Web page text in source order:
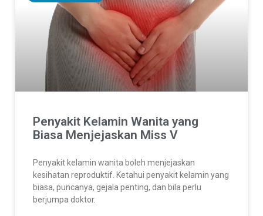
Penyakit Kelamin Wanita yang
Biasa Menjejaskan Miss V
Penyakit kelamin wanita boleh menjejaskan
kesihatan reproduktif. Ketahui penyakit kelamin yang
biasa, puncanya, gejala penting, dan bila perlu
berjumpa doktor.